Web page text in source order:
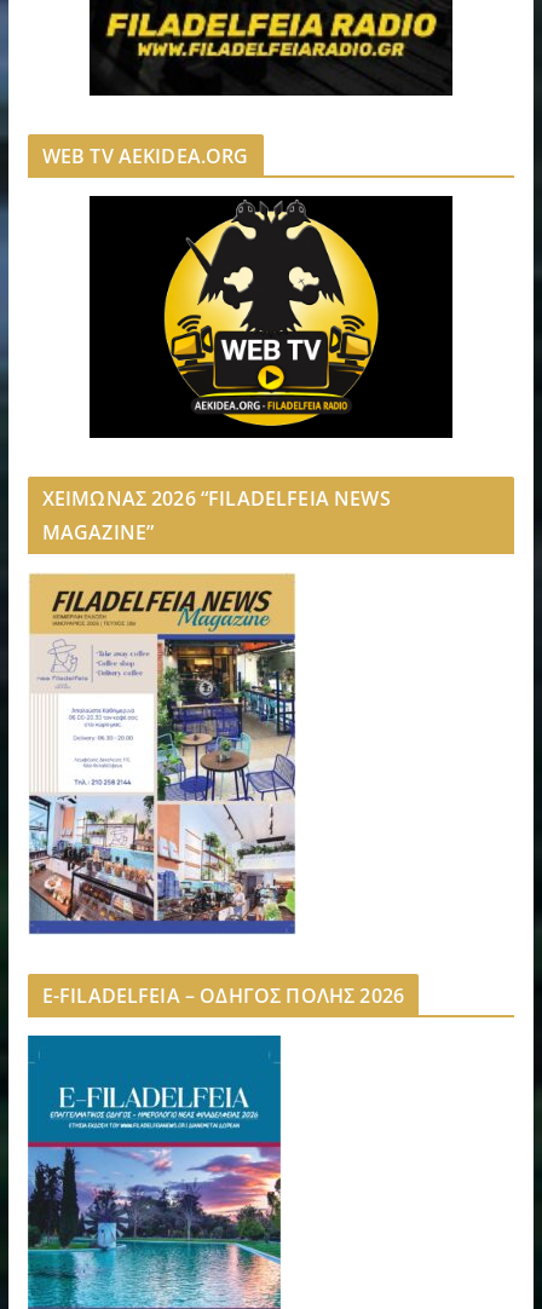
WEB TV AEKIDEA.ORG
ΧΕΙΜΩΝΑΣ 2026 “FILADELFEIA NEWS
MAGAZINE”
E-FILADELFEIA – ΟΔΗΓΟΣ ΠΟΛΗΣ 2026